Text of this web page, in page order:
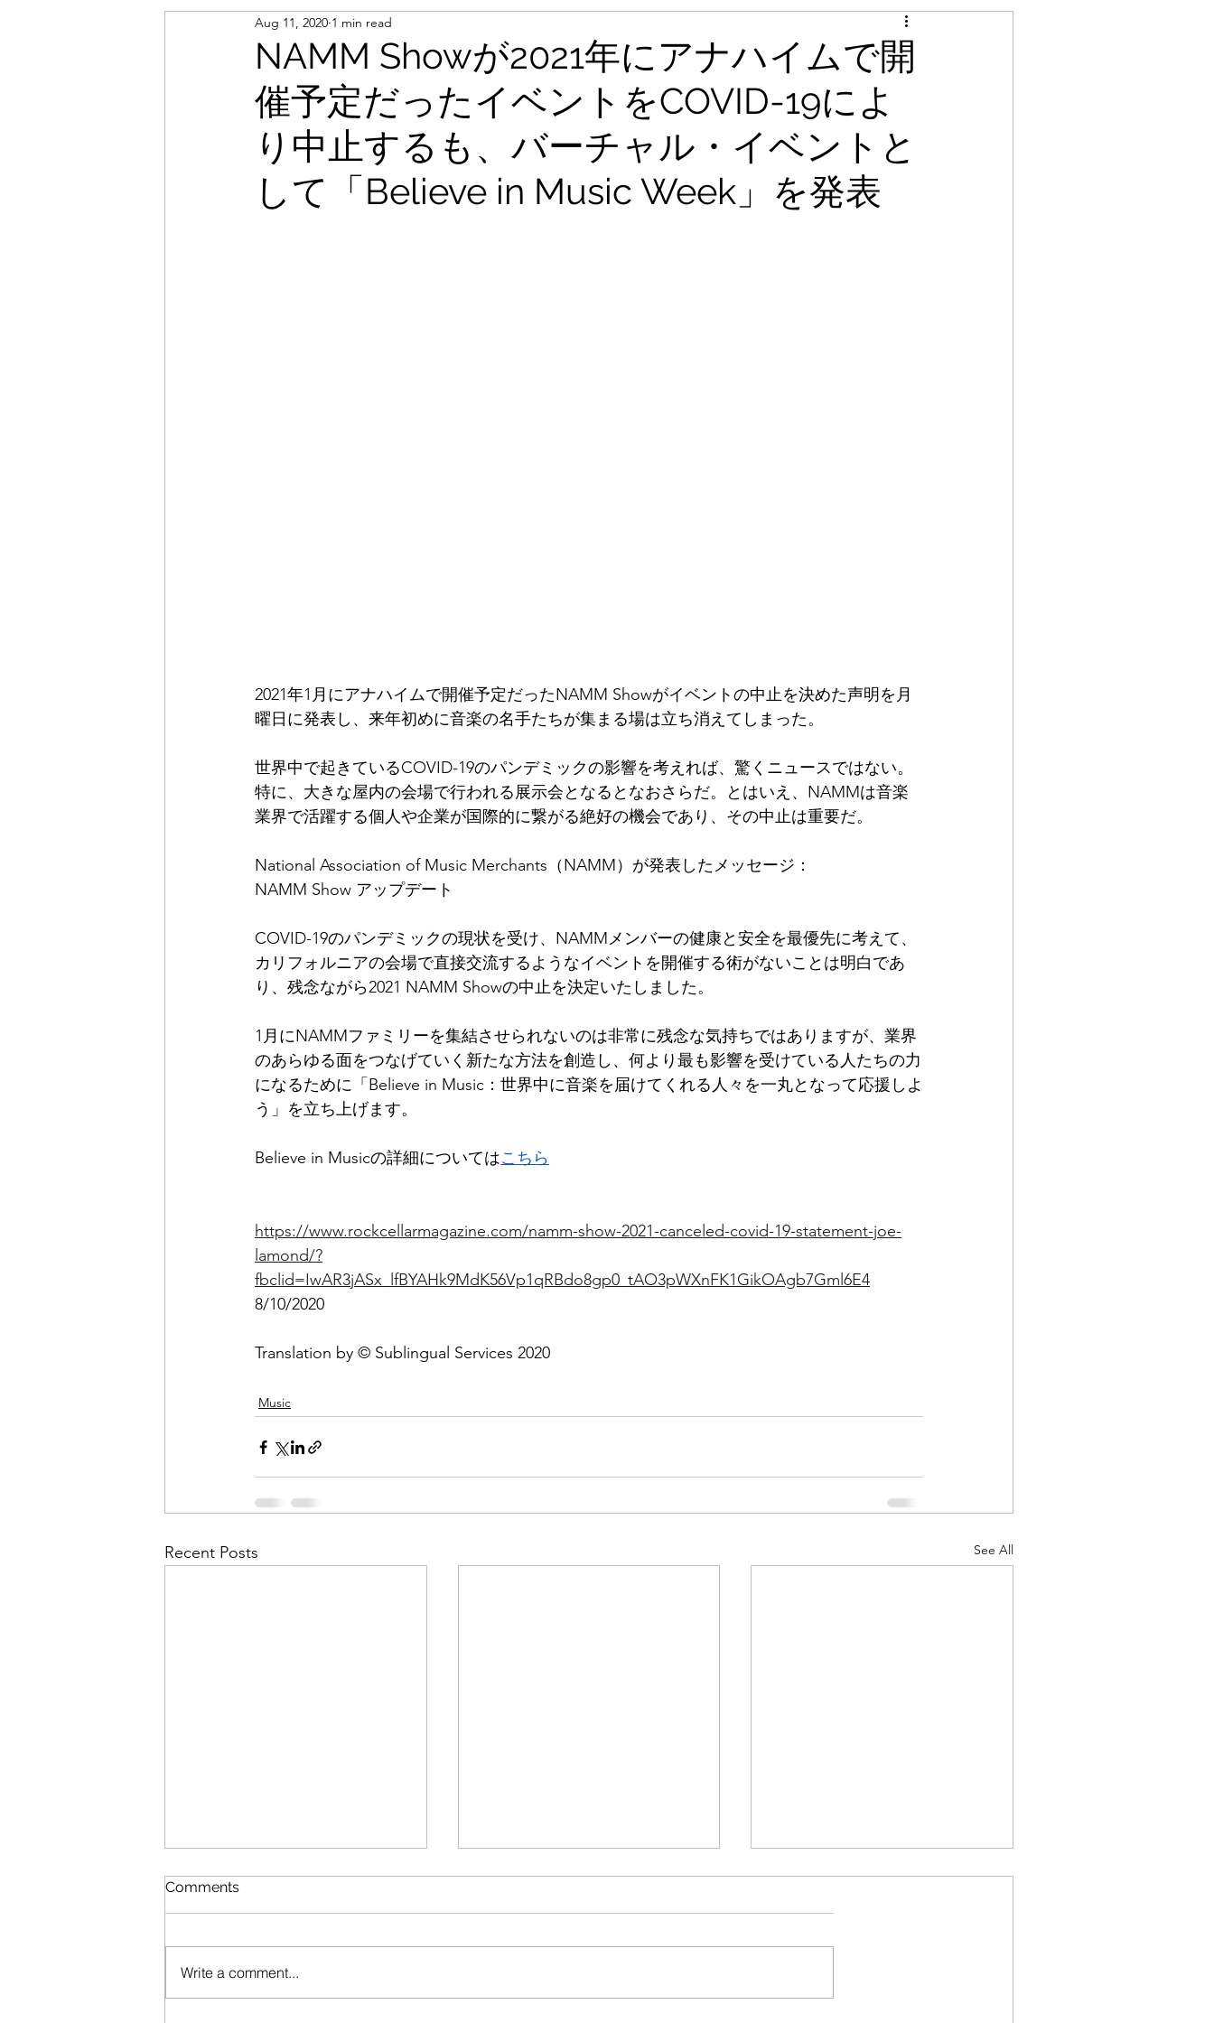
NAMM Showが2021年にアナハイムで開
催予定だったイベントをCOVID-19によ
り中止するも、バーチャル・イベントと
して「Believe in Music Week」を発表
Aug 11, 2020 1 min read
2021年1月にアナハイムで開催予定だったNAMM Showがイベントの中止を決めた声明を月
曜日に発表し、来年初めに音楽の名手たちが集まる場は立ち消えてしまった。
世界中で起きているCOVID-19のパンデミックの影響を考えれば、驚くニュースではない。
特に、大きな屋内の会場で行われる展示会となるとなおさらだ。とはいえ、NAMMは音楽
業界で活躍する個人や企業が国際的に繋がる絶好の機会であり、その中止は重要だ。
National Association of Music Merchants（NAMM）が発表したメッセージ：
NAMM Show アップデート
COVID-19のパンデミックの現状を受け、NAMMメンバーの健康と安全を最優先に考えて、
カリフォルニアの会場で直接交流するようなイベントを開催する術がないことは明白であ
り、残念ながら2021 NAMM Showの中止を決定いたしました。
1月にNAMMファミリーを集結させられないのは非常に残念な気持ちではありますが、業界
のあらゆる面をつなげていく新たな方法を創造し、何より最も影響を受けている人たちの力
になるために「Believe in Music：世界中に音楽を届けてくれる人々を一丸となって応援しよ
う」を立ち上げます。
Believe in Musicの詳細についてはこちら
https://www.rockcellarmagazine.com/namm-show-2021-canceled-covid-19-statement-joe-
lamond/?
fbclid=IwAR3jASx_lfBYAHk9MdK56Vp1qRBdo8gp0_tAO3pWXnFK1GikOAgb7Gml6E4
8/10/2020
Translation by © Sublingual Services 2020
Music
Recent Posts See All
Comments
Write a comment...